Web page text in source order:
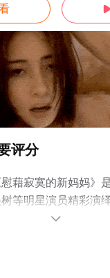

评分
藉寂寞的新妈妈》
等明星演员精彩演
减完整版电影大全
